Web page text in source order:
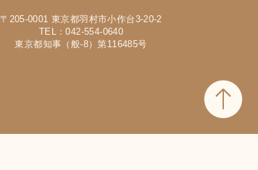
〒205-0001 東京都羽村市小作台3-20-2
TEL：042-554-0640
東京都知事（般-8）第116485号